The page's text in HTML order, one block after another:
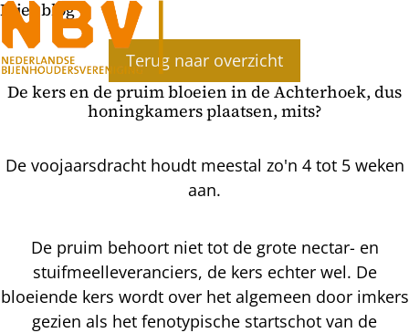
Bijenblog
Terug naar overzicht
De kers en de pruim bloeien in de Achterhoek, dus
honingkamers plaatsen, mits?
De voojaarsdracht houdt meestal zo'n 4 tot 5 weken
aan.
De pruim behoort niet tot de grote nectar- en
stuifmeelleveranciers, de kers echter wel. De
bloeiende kers wordt over het algemeen door imkers
gezien als het fenotypische startschot van de